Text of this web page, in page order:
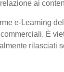
ai
e-Learning
È
rilasciati